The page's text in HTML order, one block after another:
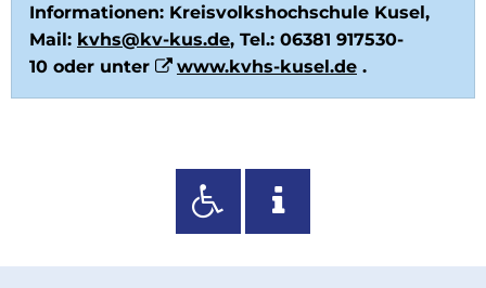
Informationen: Kreisvolkshochschule Kusel,
Mail: kvhs@kv-kus.de, Tel.: 06381 917530-
10 oder unter
www.kvhs-kusel.de .